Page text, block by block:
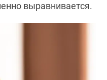
выравнивается.